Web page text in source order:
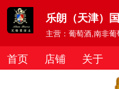
乐朗（天津）
主营：葡萄酒,南非
首页 店铺 关于